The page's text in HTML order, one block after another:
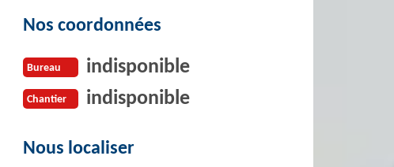
Nos coordonnées
Bureau indisponible
Chantier indisponible
Nous localiser